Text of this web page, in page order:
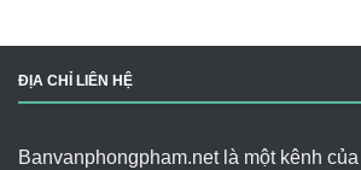
ĐỊA CHỈ LIÊN HỆ
Banvanphongpham.net là một kênh của